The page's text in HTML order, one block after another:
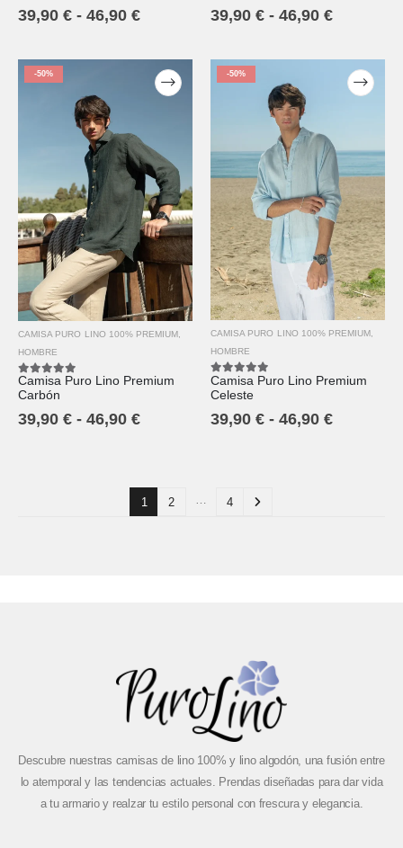
39,90 € - 46,90 € 39,90 € - 46,90 €
-50%
CAMISA PURO LINO 100% PREMIUM
HOMBRE
5.00out of 5
Camisa Puro Lino Premium
Carbón
39,90 € - 46,90 €
-50%
CAMISA PURO LINO 100% PREMIUM,
HOMBRE
5.00out of 5
Camisa Puro Lino Premium
Celeste
39,90 € - 46,90 €
1 2 4
Descubre nuestras camisas de lino 100% y lino algodón, una fusión entre
lo atemporal y las tendencias actuales. Prendas diseñadas para dar vida
a tu armario y realzar tu estilo personal con frescura y elegancia.